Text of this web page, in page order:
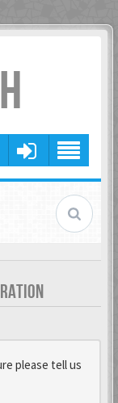
please tell us